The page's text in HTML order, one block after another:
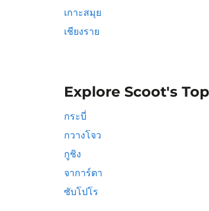
เกาะสมุย
เชียงราย
Explore Scoot's
กระบี่
กวางโจว
กูชิง
จาการ์ตา
ซับโปโร